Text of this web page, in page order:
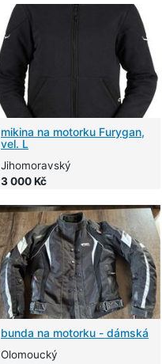
mikina na motorku Furygan,
vel. L
Jihomoravský
3 000 Kč
bunda na motorku - dámská
Olomoucký